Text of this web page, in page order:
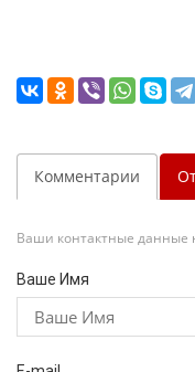
Комментарии
Ваши контактные данные
Ваше Имя